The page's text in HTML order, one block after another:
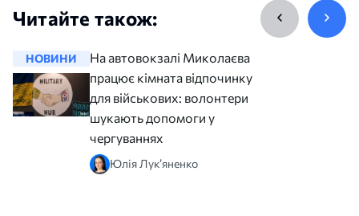
Читайте також:
НОВИНИ
На автовокзалі Миколаєва
працює кімната відпочинку
для військових: волонтери
шукають допомоги у
чергуваннях
Юлія Лук’яненко